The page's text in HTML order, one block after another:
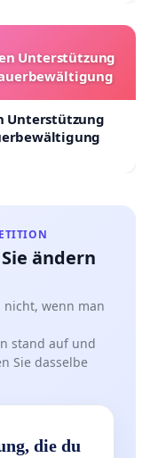
Unterstützung
Unterstützung
ändern
nicht, wenn man
stand auf und
Sie dasselbe
die du